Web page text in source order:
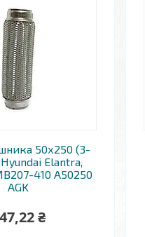
50х250 (3-
Elantra,
410 A50250
AGK
₴